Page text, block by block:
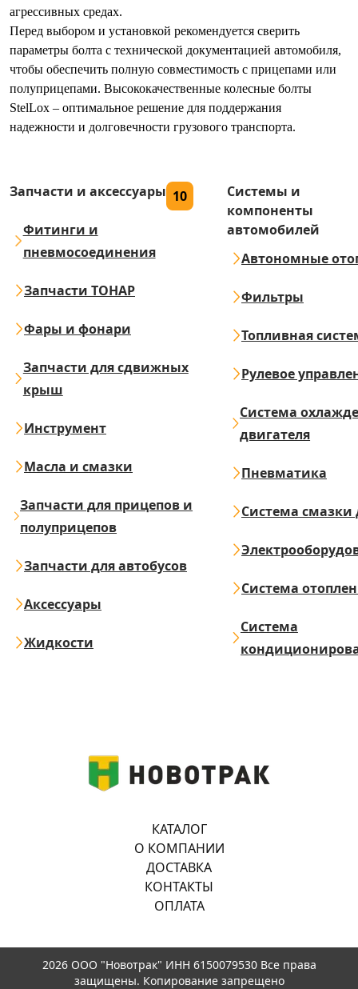
агрессивных средах.
Перед выбором и установкой рекомендуется сверить
параметры болта с технической документацией автомобиля,
чтобы обеспечить полную совместимость с прицепами или
полуприцепами. Высококачественные колесные болты
StelLox – оптимальное решение для поддержания
надежности и долговечности грузового транспорта.
Запчасти и аксессуары 10
Фитинги и
пневмосоединения
Запчасти ТОНАР
Фары и фонари
Запчасти для сдвижных
крыш
Инструмент
Масла и смазки
Запчасти для прицепов и
полуприцепов
Запчасти для автобусов
Аксессуары
Жидкости
Системы и
компоненты
автомобилей
Автономные
Фильтры
Топливная
Рулевое
Система
двигателя
Пневматика
Система смазки
Система
Система
КАТАЛОГ
О КОМПАНИИ
ДОСТАВКА
КОНТАКТЫ
ОПЛАТА
2026 ООО "Новотрак" ИНН 6150079530 Все права
защищены. Копирование запрещено